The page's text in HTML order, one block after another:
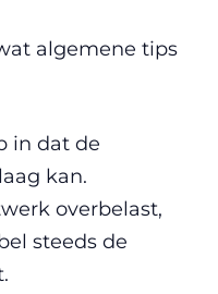
algemene tips
in dat de
kan.
overbelast,
steeds de